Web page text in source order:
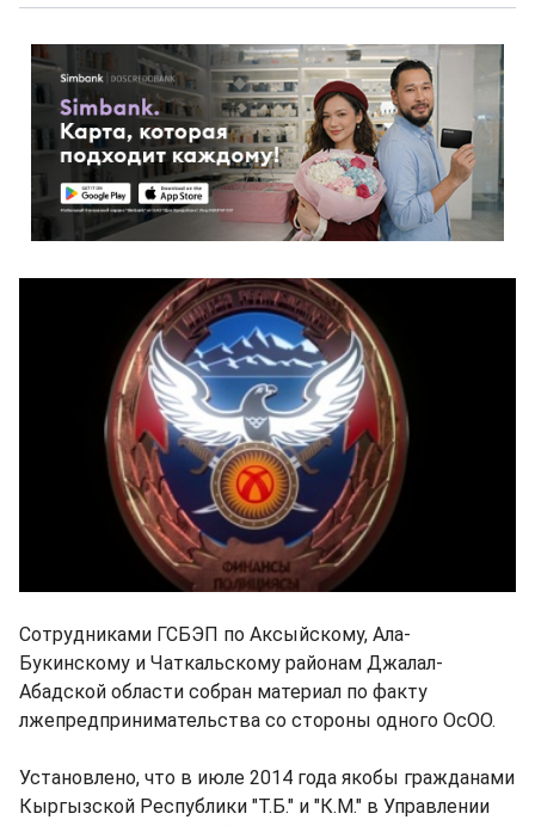
Сотрудниками ГСБЭП по Аксыйскому, Ала-
Букинскому и Чаткальскому районам Джалал-
Абадской области собран материал по факту
лжепредпринимательства со стороны одного ОсОО.
Установлено, что в июле 2014 года якобы гражданами
Кыргызской Республики "Т.Б." и "К.М." в Управлении